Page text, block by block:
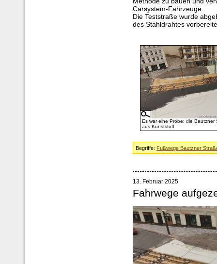
Carsystem-Fahrzeuge.
Die Teststraße wurde
des Stahldrahtes
Es war eine Probe: die Bautzner
aus Kunststoff
Begriffe: Fußwege Bautzner
13. Februar 2025
Fahrwege